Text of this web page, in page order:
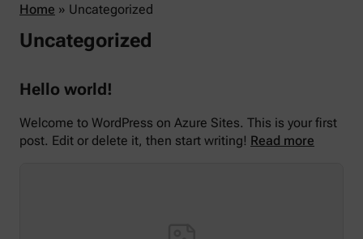
Home » Uncategorized
Uncategorized
Hello world!
Welcome to WordPress on Azure Sites. This is your first
post. Edit or delete it, then start writing! Read more